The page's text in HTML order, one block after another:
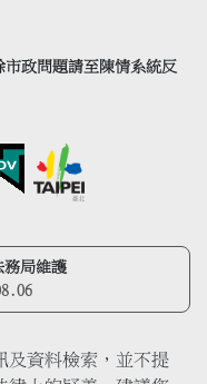
政問題請至陳情系統反
務局維護
及資料檢索，並不提